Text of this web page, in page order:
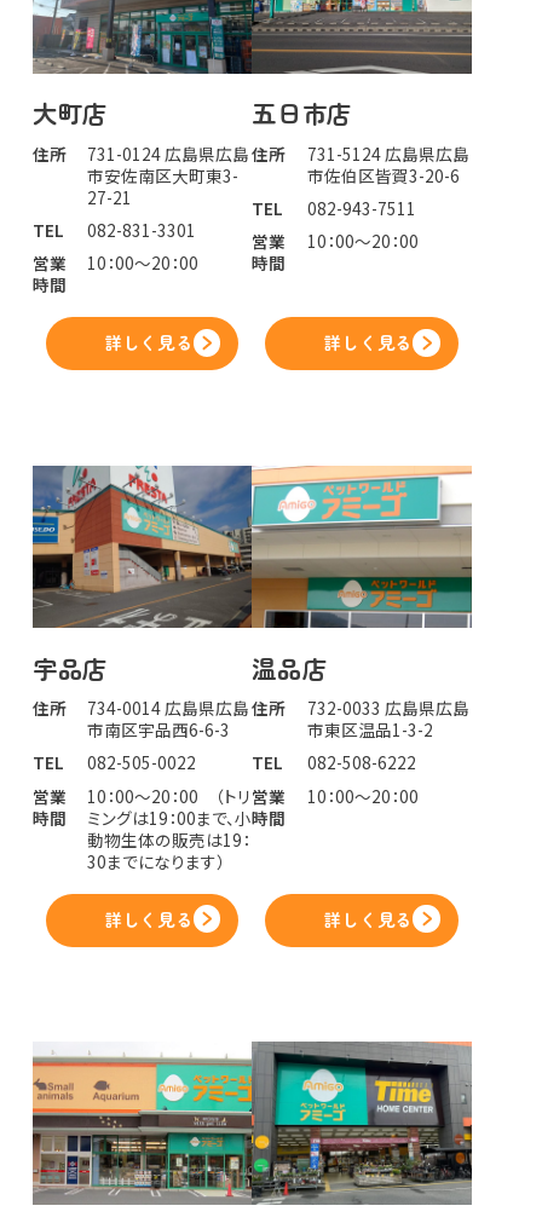
大町店
住所
731-0124 広島県広島
市安佐南区大町東3-
27-21
TEL
082-831-3301
営業
時間
10：00～20：00
詳しく見る
五日市店
住所
731-5124 広島県広島
市佐伯区皆賀3-20-6
TEL
082-943-7511
営業
時間
10：00～20：00
詳しく見る
宇品店
住所
734-0014 広島県広島
市南区宇品西6-6-3
TEL
082-505-0022
営業
時間
10：00～20：00 （トリ
ミングは19：00まで、小
動物生体の販売は19：
30までになります）
詳しく見る
温品店
住所
732-0033 広島県広島
市東区温品1-3-2
TEL
082-508-6222
営業
時間
10：00～20：00
詳しく見る